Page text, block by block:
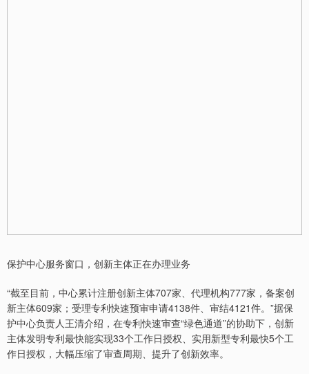
保护中心服务窗口，创新主体正在办理业务
“截至目前，中心累计注册创新主体707家、代理机构777家，备案创
新主体609家；受理专利快速预审申请4138件、审结4121件。”据保
护中心负责人王清介绍，在专利快速审查“绿色通道”的协助下，创新
主体发明专利最快能实现33个工作日授权、实用新型专利最快5个工
作日授权，大幅压缩了审查周期、提升了创新效率。